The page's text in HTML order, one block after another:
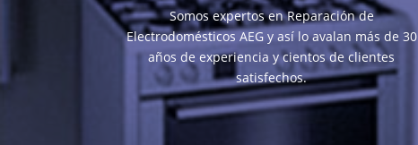
Somos expertos en Reparación de
Electrodomésticos AEG y así lo avalan más de 30
años de experiencia y cientos de clientes
satisfechos.